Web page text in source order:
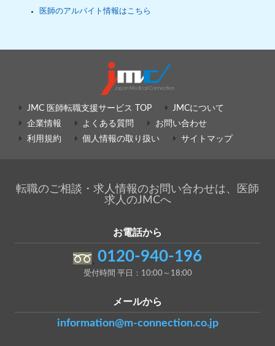
医師のアルバイト情報はこちら
JMC 医師転職支援サービス TOP
JMCについて
企業情報
よくある質問
お問い合わせ
利用規約
個人情報の取り扱い サイトマップ
転職のご相談・求人情報のお問い合わせは、医師
求人のJMCへ
お電話から
0120-940-196
受付時間 平日：10:00～18:00
メールから
information@m-connection.co.jp